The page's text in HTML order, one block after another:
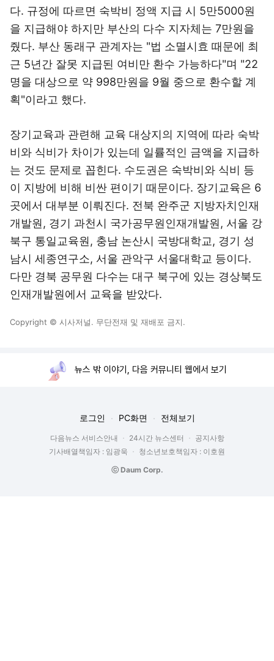
다. 규정에 따르면 숙박비 정액 지급 시 5만5000원
을 지급해야 하지만 부산의 다수 지자체는 7만원을
줬다. 부산 동래구 관계자는 "법 소멸시효 때문에 최
근 5년간 잘못 지급된 여비만 환수 가능하다"며 "22
명을 대상으로 약 998만원을 9월 중으로 환수할 계
획"이라고 했다.
장기교육과 관련해 교육 대상지의 지역에 따라 숙박
비와 식비가 차이가 있는데 일률적인 금액을 지급하
는 것도 문제로 꼽힌다. 수도권은 숙박비와 식비 등
이 지방에 비해 비싼 편이기 때문이다. 장기교육은 6
곳에서 대부분 이뤄진다. 전북 완주군 지방자치인재
개발원, 경기 과천시 국가공무원인재개발원, 서울 강
북구 통일교육원, 충남 논산시 국방대학교, 경기 성
남시 세종연구소, 서울 관악구 서울대학교 등이다.
다만 경북 공무원 다수는 대구 북구에 있는 경상북도
인재개발원에서 교육을 받았다.
Copyright © 시사저널. 무단전재 및 재배포 금지.
뉴스 밖 이야기, 다음 커뮤니티 웹에서 보기
로그인 PC화면 전체보기
다음뉴스 서비스안내 24시간 뉴스센터
공지사항
기사배열책임자 : 임광욱
청소년보호책임자 : 이호원
ⓒ Daum Corp.